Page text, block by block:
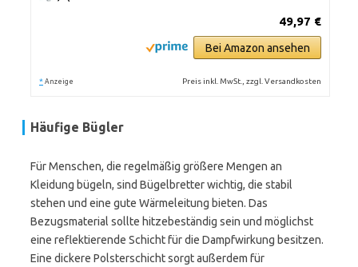
49,97 €
Bei Amazon ansehen
* Anzeige Preis inkl. MwSt., zzgl. Versandkosten
Häufige Bügler
Für Menschen, die regelmäßig größere Mengen an
Kleidung bügeln, sind Bügelbretter wichtig, die stabil
stehen und eine gute Wärmeleitung bieten. Das
Bezugsmaterial sollte hitzebeständig sein und möglichst
eine reflektierende Schicht für die Dampfwirkung besitzen.
Eine dickere Polsterschicht sorgt außerdem für